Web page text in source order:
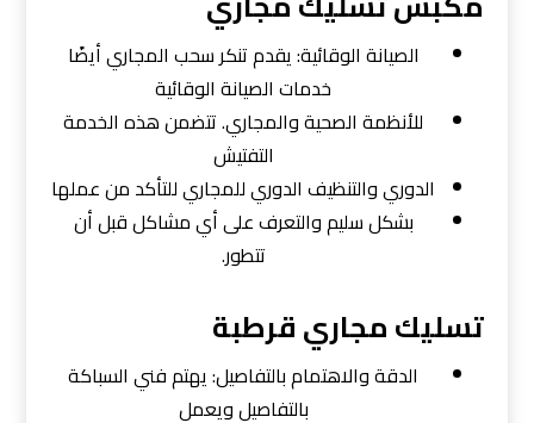
الصيانة الوقائية: يقدم تنكر سحب المجاري أيضًا
خدمات الصيانة الوقائية
للأنظمة الصحية والمجاري. تتضمن هذه الخدمة
التفتيش
الدوري والتنظيف الدوري للمجاري للتأكد من عملها
بشكل سليم والتعرف على أي مشاكل قبل أن
تتطور.
تسليك مجاري قرطبة
الدقة والاهتمام بالتفاصيل: يهتم فني السباكة
بالتفاصيل ويعمل